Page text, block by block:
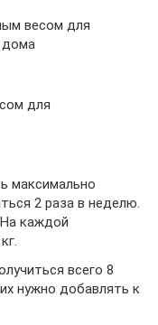
весом для
дома
для
максимально
2 раза в неделю.
каждой
всего 8
нужно добавлять к